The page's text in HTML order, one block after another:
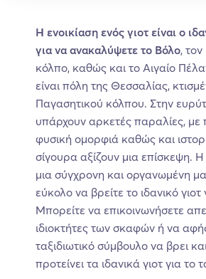
H ενοικίαση ενός γιοτ είναι ο
για να ανακαλύψετε το Βόλο,
κόλπο, καθώς και το Αιγαίο
είναι πόλη της Θεσσαλίας,
Παγασητικού κόλπου. Στην
υπάρχουν αρκετές παραλίες, με
φυσική ομορφιά καθώς και
σίγουρα αξίζουν μια επίσκεψη. Η
μια σύγχρονη και οργανωμένη
εύκολο να βρείτε το ιδανικό γιοτ
Μπορείτε να επικοινωνήσετε
ιδιοκτήτες των σκαφών ή να
ταξιδιωτικό σύμβουλο να βρει
προτείνει τα ιδανικά γιοτ για το